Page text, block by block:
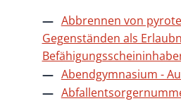
Abbrennen von
Gegenständen als
Abendgymnasium -